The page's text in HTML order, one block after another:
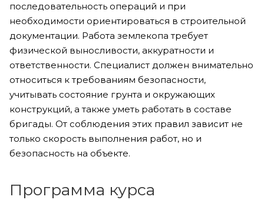
последовательность операций и при
необходимости ориентироваться в строительной
документации. Работа землекопа требует
физической выносливости, аккуратности и
ответственности. Специалист должен внимательно
относиться к требованиям безопасности,
учитывать состояние грунта и окружающих
конструкций, а также уметь работать в составе
бригады. От соблюдения этих правил зависит не
только скорость выполнения работ, но и
безопасность на объекте.
Программа курса